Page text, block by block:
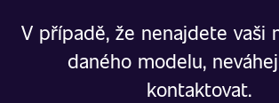
V případě, že nenajdete vaši
daného modelu,
kontaktovat.